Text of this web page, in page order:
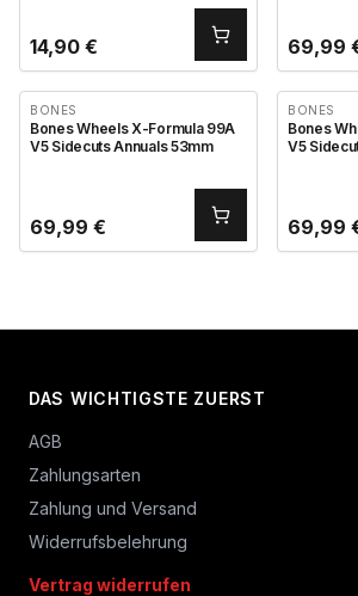
14,90 € 69,99
BONES
Bones Wheels X-Formula 99A
V5 Sidecuts Annuals 53mm
69,99 €
BONES
Bones
V5
69,99
DAS WICHTIGSTE ZUERST
AGB
Zahlungsarten
Zahlung und Versand
Widerrufsbelehrung
Vertrag widerrufen